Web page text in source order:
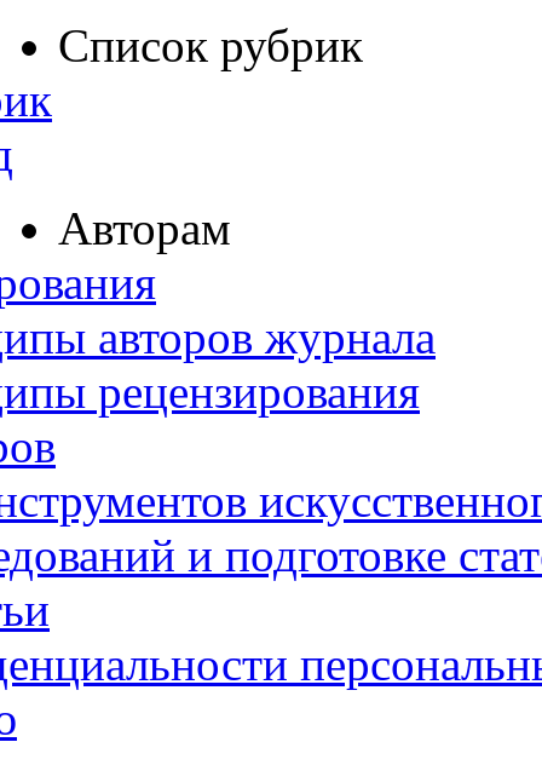
Список рубрик
Авторам
авторов журнала
рецензирования
и подготовке